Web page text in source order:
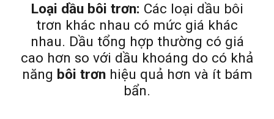
Loại dầu bôi trơn: Các loại dầu bôi
trơn khác nhau có mức giá khác
nhau. Dầu tổng hợp thường có giá
cao hơn so với dầu khoáng do có khả
năng bôi trơnhiệu quả hơn và ít bám
bẩn.